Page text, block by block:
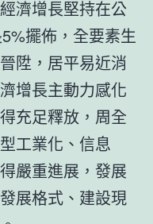
濟增長堅持在公
擺佈，全要素生
陞，居平易近消
增長主動力感化
充足釋放，周全
工業化、信息
嚴重進展，發展
展格式、建設現